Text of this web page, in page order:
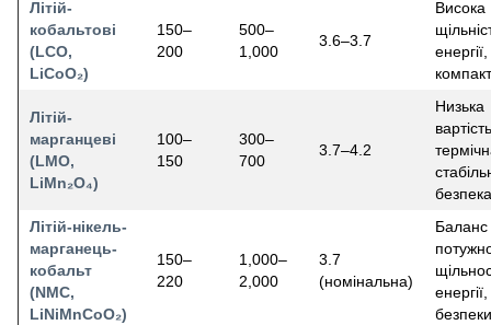
Літій-
кобальтові
(LCO,
LiCoO₂)
150–
200
500–
1,000
3.6–3.7
Висока
енергії,
Літій-
марганцеві
(LMO,
LiMn₂O₄)
100–
150
300–
700
3.7–4.2
Низька
безпека
Літій-нікель-
марганець-
кобальт
(NMC,
LiNiMnCoO₂)
150–
220
1,000–
2,000
3.7
(номінальна)
Баланс
енергії,